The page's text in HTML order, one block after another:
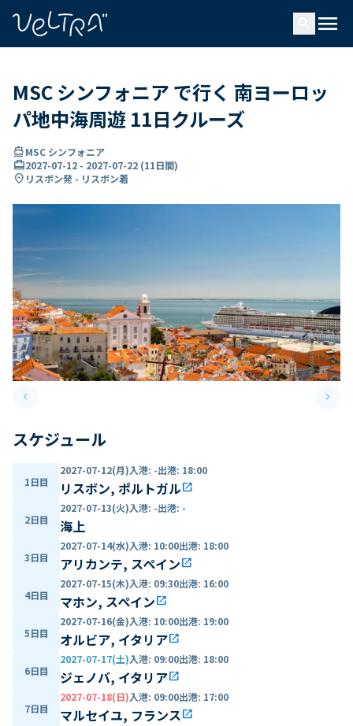
menu
MSC シンフォニア で行く 南ヨーロッ
パ地中海周遊 11日クルーズ
directions_boatMSC シンフォニア
card_travel2027-07-12 - 2027-07-22 (11日間)
location_on リスボン発 - リスボン着
keyboard_arrow_leftPrevious slide keyboard_arrow_right
スケジュール
1日目
2027-07-12(月)入港: -出港: 18:00
リスボン, ポルトガルopen_in_new
2日目
2027-07-13(火)入港: -出港: -
海上
3日目
2027-07-14(水)入港: 10:00出港: 18:00
アリカンテ, スペインopen_in_new
4日目
2027-07-15(木)入港: 09:30出港: 16:00
マホン, スペインopen_in_new
5日目
2027-07-16(金)入港: 10:00出港: 19:00
オルビア, イタリアopen_in_new
6日目
2027-07-17(土)入港: 09:00出港: 18:00
ジェノバ, イタリアopen_in_new
7日目
2027-07-18(日)入港: 09:00出港: 17:00
マルセイユ, フランスopen_in_new